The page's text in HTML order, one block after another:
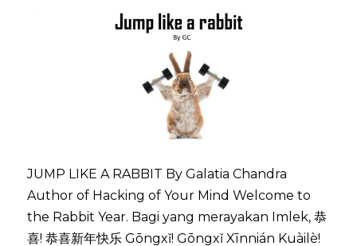
JUMP LIKE A RABBIT By Galatia Chandra
Author of Hacking of Your Mind Welcome to
the Rabbit Year. Bagi yang merayakan Imlek, 恭
喜! 恭喜新年快乐 Gōngxǐ! Gōngxǐ Xīnnián Kuàilè!